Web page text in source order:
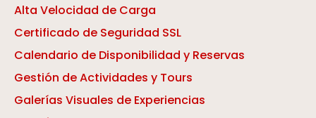
Alta Velocidad de Carga
Certificado de Seguridad SSL
Calendario de Disponibilidad y Reservas
Gestión de Actividades y Tours
Galerías Visuales de Experiencias